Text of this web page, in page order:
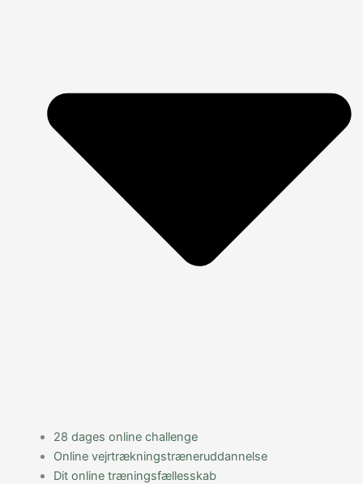
28 dages online challenge
Online vejrtrækningstræneruddannelse
Dit online træningsfællesskab